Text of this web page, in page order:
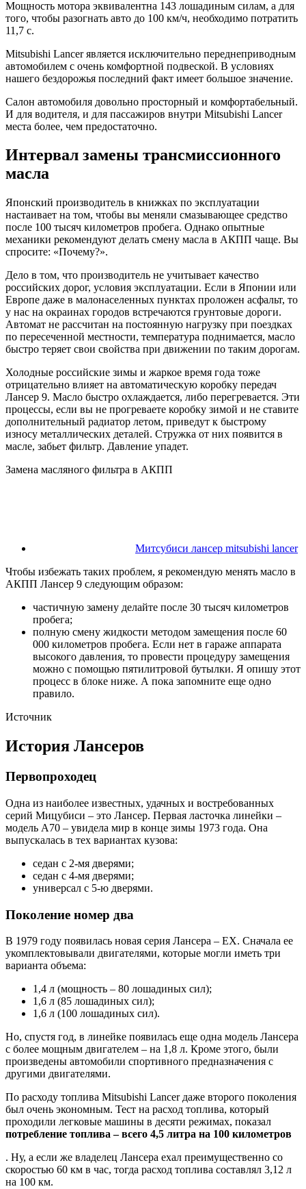
Мощность мотора эквивалентна 143 лошадиным силам, а для
того, чтобы разогнать авто до 100 км/ч, необходимо потратить
11,7 с.
Mitsubishi Lancer является исключительно переднеприводным
автомобилем с очень комфортной подвеской. В условиях
нашего бездорожья последний факт имеет большое значение.
Салон автомобиля довольно просторный и комфортабельный.
И для водителя, и для пассажиров внутри Mitsubishi Lancer
места более, чем предостаточно.
Интервал замены трансмиссионного
масла
Японский производитель в книжках по эксплуатации
настаивает на том, чтобы вы меняли смазывающее средство
после 100 тысяч километров пробега. Однако опытные
механики рекомендуют делать смену масла в АКПП чаще. Вы
спросите: «Почему?».
Дело в том, что производитель не учитывает качество
российских дорог, условия эксплуатации. Если в Японии или
Европе даже в малонаселенных пунктах проложен асфальт, то
у нас на окраинах городов встречаются грунтовые дороги.
Автомат не рассчитан на постоянную нагрузку при поездках
по пересеченной местности, температура поднимается, масло
быстро теряет свои свойства при движении по таким дорогам.
Холодные российские зимы и жаркое время года тоже
отрицательно влияет на автоматическую коробку передач
Лансер 9. Масло быстро охлаждается, либо перегревается. Эти
процессы, если вы не прогреваете коробку зимой и не ставите
дополнительный радиатор летом, приведут к быстрому
износу металлических деталей. Стружка от них появится в
масле, забьет фильтр. Давление упадет.
Замена масляного фильтра в АКПП
Митсубиси лансер mitsubishi lancer
Чтобы избежать таких проблем, я рекомендую менять масло в
АКПП Лансер 9 следующим образом:
частичную замену делайте после 30 тысяч километров
пробега;
полную смену жидкости методом замещения после 60
000 километров пробега. Если нет в гараже аппарата
высокого давления, то провести процедуру замещения
можно с помощью пятилитровой бутылки. Я опишу этот
процесс в блоке ниже. А пока запомните еще одно
правило.
Источник
История Лансеров
Первопроходец
Одна из наиболее известных, удачных и востребованных
серий Мицубиси – это Лансер. Первая ласточка линейки –
модель А70 – увидела мир в конце зимы 1973 года. Она
выпускалась в тех вариантах кузова:
седан с 2-мя дверями;
седан с 4-мя дверями;
универсал с 5-ю дверями.
Поколение номер два
В 1979 году появилась новая серия Лансера – ЕХ. Сначала ее
укомплектовывали двигателями, которые могли иметь три
варианта объема:
1,4 л (мощность – 80 лошадиных сил);
1,6 л (85 лошадиных сил);
1,6 л (100 лошадиных сил).
Но, спустя год, в линейке появилась еще одна модель Лансера
с более мощным двигателем – на 1,8 л. Кроме этого, были
произведены автомобили спортивного предназначения с
другими двигателями.
По расходу топлива Mitsubishi Lancer даже второго поколения
был очень экономным. Тест на расход топлива, который
проходили легковые машины в десяти режимах, показал
потребление топлива – всего 4,5 литра на 100 километров
. Ну, а если же владелец Лансера ехал преимущественно со
скоростью 60 км в час, тогда расход топлива составлял 3,12 л
на 100 км.